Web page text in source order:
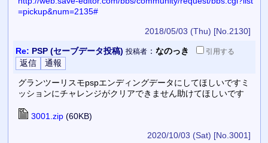
=pickup&num=2135#
2018/05/03 (Thu) [No.2130]
Re: PSP (セーブデータ投稿) 投稿者： なのっき 引用する
グランツーリスモpspエンディングデータにしてほしいですミ
ッションにチャレンジがクリアできません助けてほしいです
3001.zip(60KB)
2020/10/03 (Sat) [No.3001]